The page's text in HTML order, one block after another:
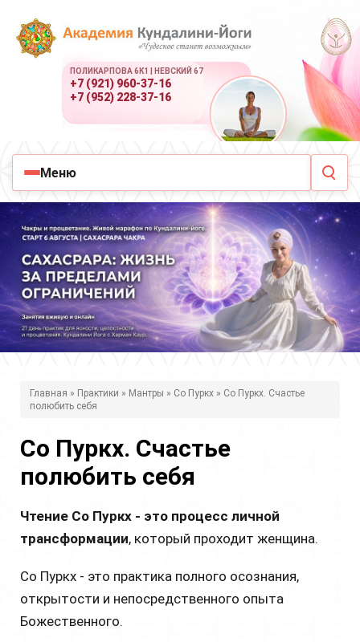
ПОЛИКАРПОВА 6К1 | НЕВСКИЙ 67
+7 (921) 960-37-16
+7 (952) 228-37-16
Меню
з
д
с
Главная » Практики » Мантры » Со Пуркх » Со Пуркх. Счастье
полюбить себя
Со Пуркх. Счастье
полюбить себя
Чтение Со Пуркх - это процесс личной
трансформации, который проходит женщина.
Со Пуркх - это практика полного осознания,
открытости и непосредственного опыта
Божественного.